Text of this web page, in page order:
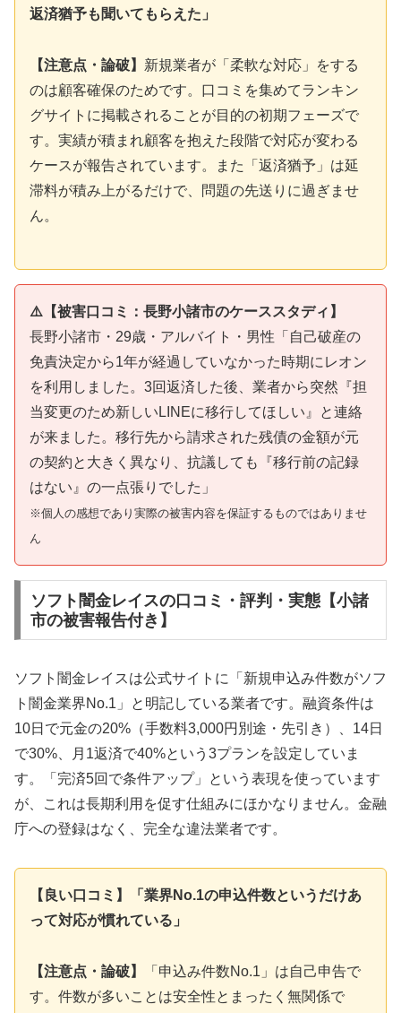
返済猶予も聞いてもらえた」
【注意点・論破】 新規業者が「柔軟な対応」をする
のは顧客確保のためです。口コミを集めてランキン
グサイトに掲載されることが目的の初期フェーズで
す。実績が積まれ顧客を抱えた段階で対応が変わる
ケースが報告されています。また「返済猶予」は延
滞料が積み上がるだけで、問題の先送りに過ぎませ
ん。
⚠️【被害口コミ：長野小諸市のケーススタディ】
長野小諸市・29歳・アルバイト・男性「自己破産の
免責決定から1年が経過していなかった時期にレオン
を利用しました。3回返済した後、業者から突然『担
当変更のため新しいLINEに移行してほしい』と連絡
が来ました。移行先から請求された残債の金額が元
の契約と大きく異なり、抗議しても『移行前の記録
はない』の一点張りでした」
※個人の感想であり実際の被害内容を保証するものではありませ
ん
ソフト闇金レイスの口コミ・評判・実態【小諸
市の被害報告付き】
ソフト闇金レイスは公式サイトに「新規申込み件数がソフ
ト闇金業界No.1」と明記している業者です。融資条件は
10日で元金の20%（手数料3,000円別途・先引き）、14日
で30%、月1返済で40%という3プランを設定していま
す。「完済5回で条件アップ」という表現を使っています
が、これは長期利用を促す仕組みにほかなりません。金融
庁への登録はなく、完全な違法業者です。
【良い口コミ】「業界No.1の申込件数というだけあ
って対応が慣れている」
【注意点・論破】
「申込み件数No.1」は自己申告で
す。件数が多いことは安全性とまったく無関係で